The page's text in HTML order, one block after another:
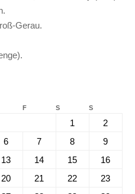
Gerau.
F S S
1
2
6 7 8
9
13 14 15
16
20 21 22
23